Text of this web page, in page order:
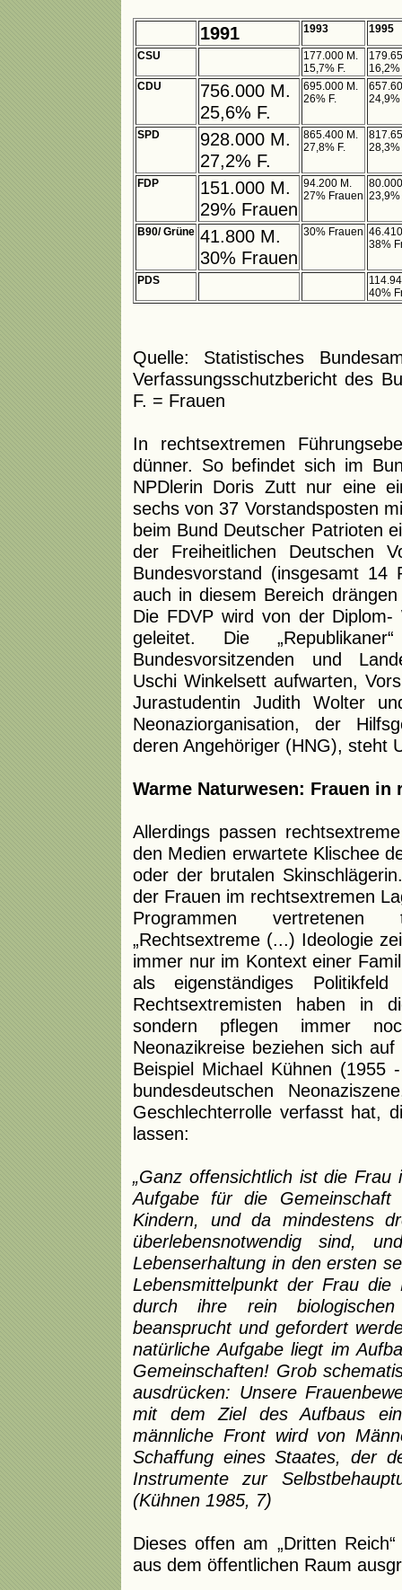
1991 1993 1995
CSU
177.000 M.
15,7% F.
16,2%
CDU
756.000 M.
25,6% F.
695.000 M.
26% F.
24,9%
SPD
928.000 M.
27,2% F.
865.400 M.
27,8% F.
28,3%
FDP
151.000 M.
29% Frauen
94.200 M.
27% Frauen 23,9%
B90/ Grüne 41.800 M.
30% Frauen
30% Frauen
38%
PDS
40%
Quelle: Statistisches
Verfassungsschutzbericht des
F. = Frauen
In rechtsextremen
dünner. So befindet sich im
NPDlerin Doris Zutt nur eine
sechs von 37 Vorstandsposten
beim Bund Deutscher Patrioten
der Freiheitlichen Deutschen
Bundesvorstand (insgesamt 14
auch in diesem Bereich
Die FDVP wird von der Diplom-
geleitet. Die
Bundesvorsitzenden und
Uschi Winkelsett aufwarten,
Jurastudentin Judith Wolter
Neonaziorganisation, der
deren Angehöriger (HNG), steht
Warme Naturwesen: Frauen
Allerdings passen
den Medien erwartete Klischee
oder der brutalen
der Frauen im rechtsextremen
Programmen vertretenen
„Rechtsextreme (...) Ideologie
immer nur im Kontext einer
als eigenständiges
Rechtsextremisten haben in
sondern pflegen immer
Neonazikreise beziehen sich
Beispiel Michael Kühnen (1955
bundesdeutschen
Geschlechterrolle verfasst hat,
lassen:
„Ganz offensichtlich ist die
Aufgabe für die
Kindern, und da mindestens
überlebensnotwendig sind,
Lebenserhaltung in den ersten
Lebensmittelpunkt der Frau
durch ihre rein
beansprucht und gefordert
natürliche Aufgabe liegt im
Gemeinschaften! Grob
ausdrücken: Unsere
mit dem Ziel des Aufbaus
männliche Front wird von
Schaffung eines Staates, der
Instrumente zur
(Kühnen 1985, 7)
Dieses offen am „Dritten
aus dem öffentlichen Raum